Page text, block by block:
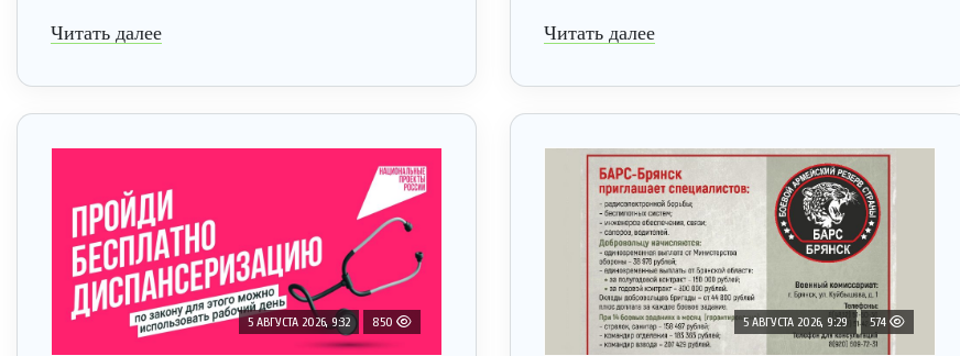
Читать далее Читать далее
5 АВГУСТА 2026, 9:32 850 5 АВГУСТА 2026, 9:29 574